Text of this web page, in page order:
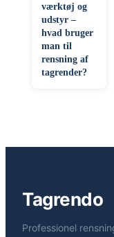
værktøj og
udstyr –
hvad bruger
man til
rensning af
tagrender?
Tagrendo
Professionel